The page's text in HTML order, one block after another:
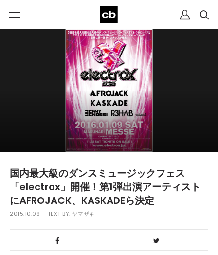
国内最大級のダンスミュージックフェス
「electrox」開催！第1弾出演アーティスト
にAFROJACK、KASKADEら決定
2015.10.09 TEXT BY: ヤマザキ